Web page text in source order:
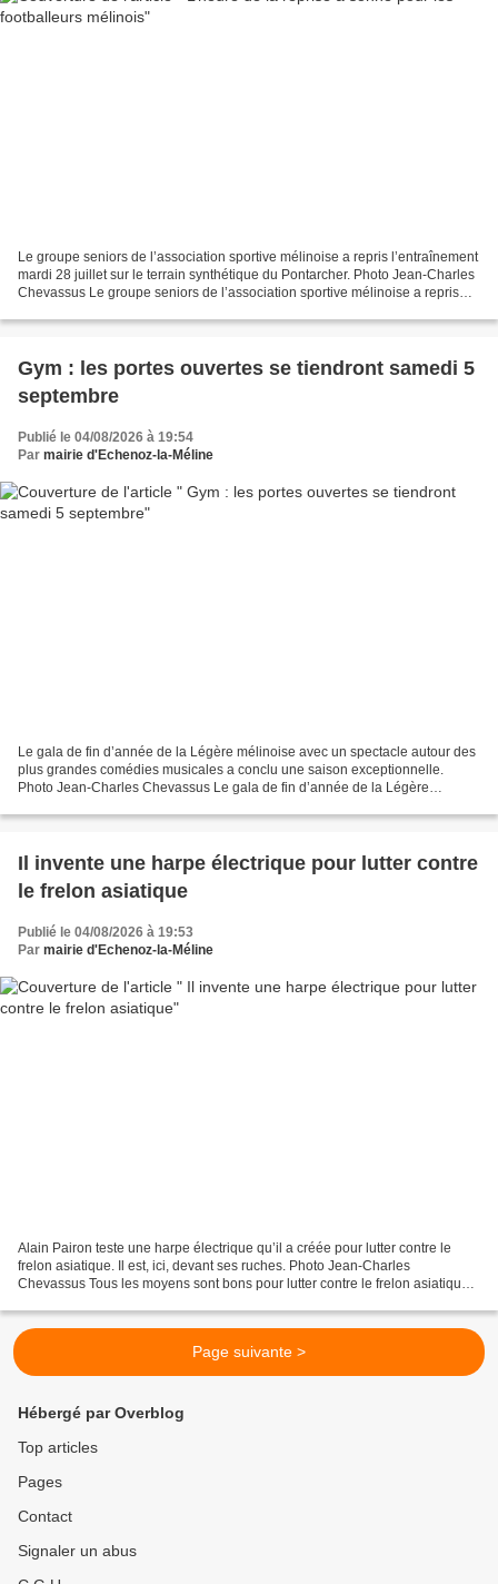
Le groupe seniors de l’association sportive mélinoise a repris l’entraînement
mardi 28 juillet sur le terrain synthétique du Pontarcher. Photo Jean-Charles
Chevassus Le groupe seniors de l’association sportive mélinoise a repris
Gym : les portes ouvertes se tiendront samedi 5
septembre
Publié le 04/08/2026 à 19:54
Par mairie d'Echenoz-la-Méline
Le gala de fin d’année de la Légère mélinoise avec un spectacle autour des
plus grandes comédies musicales a conclu une saison exceptionnelle.
Photo Jean-Charles Chevassus Le gala de fin d’année de la Légère
Il invente une harpe électrique pour lutter contre
le frelon asiatique
Publié le 04/08/2026 à 19:53
Par mairie d'Echenoz-la-Méline
Alain Pairon teste une harpe électrique qu’il a créée pour lutter contre le
frelon asiatique. Il est, ici, devant ses ruches. Photo Jean-Charles
Chevassus Tous les moyens sont bons pour lutter contre le frelon asiatique.
Page suivante >
Hébergé par Overblog
Top articles
Pages
Contact
Signaler un abus